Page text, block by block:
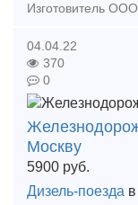
04.04.22
370
0
Москву
5900 руб.
Дизель-поезда в